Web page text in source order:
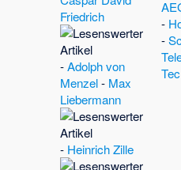
Friedrich
-Adolph von
Menzel- Max
Liebermann
- Heinrich Zille
-
-